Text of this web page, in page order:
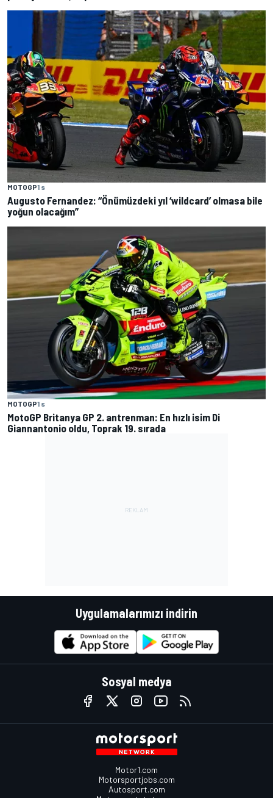
MOTOGP1 s
Augusto Fernandez: “Önümüzdeki yıl ‘wildcard’ olmasa bile
yoğun olacağım”
MOTOGP1 s
MotoGP Britanya GP 2. antrenman: En hızlı isim Di
Giannantonio oldu, Toprak 19. sırada
Uygulamalarımızı indirin
Sosyal medya
Motor1.com
Motorsportjobs.com
Autosport.com